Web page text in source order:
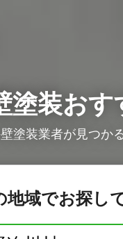
塗装お
塗装業者が見つか
地域でお探し